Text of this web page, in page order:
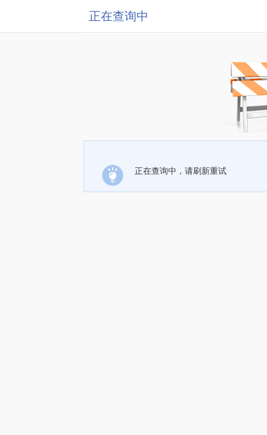
正在查询中
正在查询中，请刷新重试